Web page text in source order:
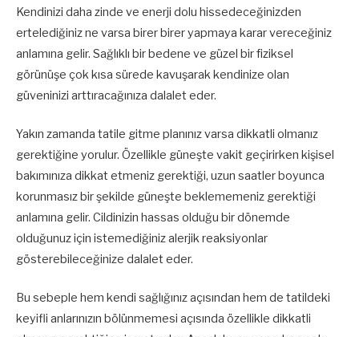
Kendinizi daha zinde ve enerji dolu hissedeceğinizden
ertelediğiniz ne varsa birer birer yapmaya karar vereceğiniz
anlamına gelir. Sağlıklı bir bedene ve güzel bir fiziksel
görünüşe çok kısa sürede kavuşarak kendinize olan
güveninizi arttıracağınıza dalalet eder.
Yakın zamanda tatile gitme planınız varsa dikkatli olmanız
gerektiğine yorulur. Özellikle güneşte vakit geçirirken kişisel
bakımınıza dikkat etmeniz gerektiği, uzun saatler boyunca
korunmasız bir şekilde güneşte beklememeniz gerektiği
anlamına gelir. Cildinizin hassas olduğu bir dönemde
olduğunuz için istemediğiniz alerjik reaksiyonlar
gösterebileceğinize dalalet eder.
Bu sebeple hem kendi sağlığınız açısından hem de tatildeki
keyifli anlarınızın bölünmemesi açısında özellikle dikkatli